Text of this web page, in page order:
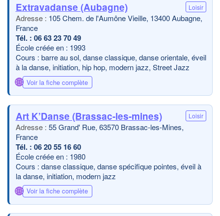
Extravadanse (Aubagne) Loisir
105 Chem. de l'Aumône Vieille, 13400 Aubagne,
France
06 63 23 70 49
École créée en : 1993
Cours : barre au sol, danse classique, danse orientale, éveil
à la danse, initiation, hip hop, modern jazz, Street Jazz
🌐 Voir la fiche complète
Art K’Danse (Brassac-les-mines) Loisir
55 Grand' Rue, 63570 Brassac-les-Mines,
France
06 20 55 16 60
École créée en : 1980
Cours : danse classique, danse spécifique pointes, éveil à
la danse, initiation, modern jazz
🌐 Voir la fiche complète